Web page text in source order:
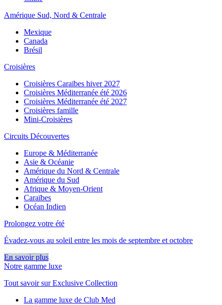
Amérique Sud, Nord & Centrale
Mexique
Canada
Brésil
Croisières
Croisières Caraïbes hiver 2027
Croisières Méditerranée été 2026
Croisières Méditerranée été 2027
Croisières famille
Mini-Croisières
Circuits Découvertes
Europe & Méditerranée
Asie & Océanie
Amérique du Nord & Centrale
Amérique du Sud
Afrique & Moyen-Orient
Caraïbes
Océan Indien
Prolongez votre été
Évadez-vous au soleil entre les mois de septembre et octobre
En savoir plus
Notre gamme luxe
Tout savoir sur Exclusive Collection
La gamme luxe de Club Med